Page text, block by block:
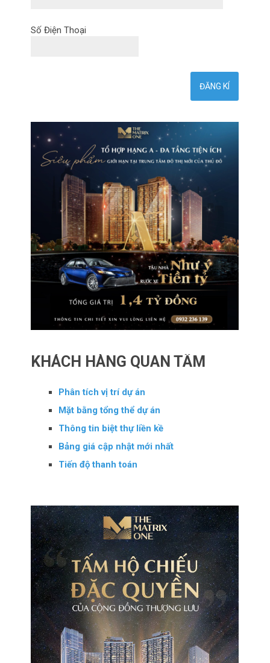
Số Điện Thoại
KHÁCH HÀNG QUAN TÂM
Phân tích vị trí dự án
Mặt bằng tổng thể dự án
Thông tin biệt thự liền kề
Bảng giá cập nhật mới nhất
Tiến độ thanh toán